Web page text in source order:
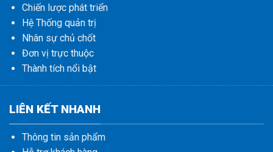
Chiến lược phát triển
Hệ Thống quản trị
Nhân sự chủ chốt
Đơn vị trực thuộc
Thành tích nổi bật
LIÊN KẾT NHANH
Thông tin sản phẩm